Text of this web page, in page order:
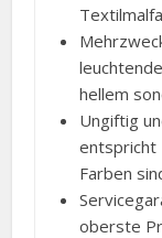
hellem
Ungiftig
entspricht
Farben
oberste